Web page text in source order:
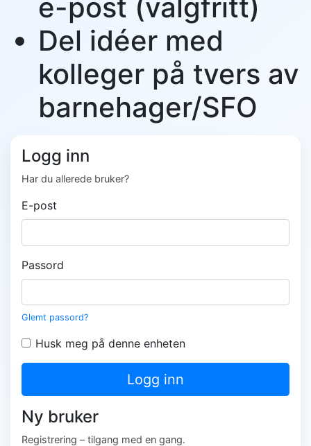
e-post (valgfritt)
Del idéer med
kolleger på tvers av
barnehager/SFO
Logg inn
Har du allerede bruker?
E-post
Passord
Glemt passord?
Husk meg på denne enheten
Logg inn
Ny bruker
Registrering – tilgang med en gang.